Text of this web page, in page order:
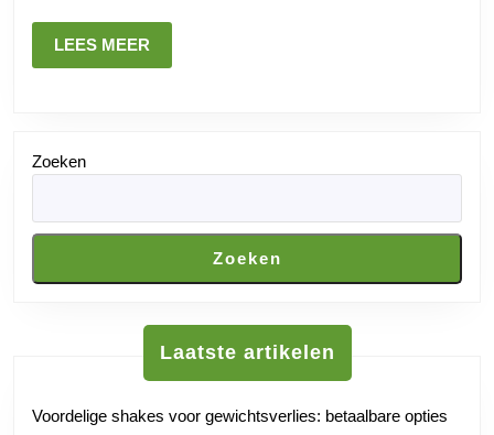
LEES MEER
MEER
Zoeken
Zoeken
Laatste artikelen
Voordelige shakes voor gewichtsverlies: betaalbare opties